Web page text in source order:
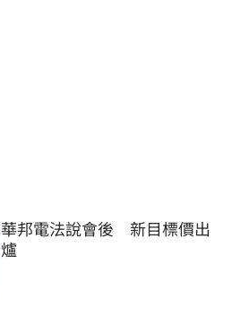
華邦電法說會後　新目標價出
爐